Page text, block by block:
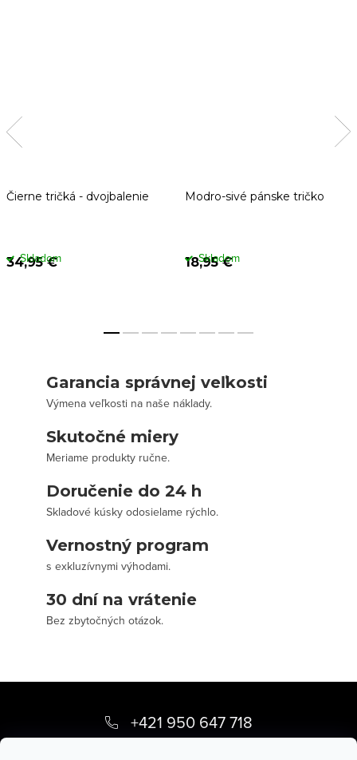
Čierne tričká - dvojbalenie
34,95 €
Skladom
Modro-sivé pánske tričko
18,95 €
Skladom
Garancia správnej veľkosti
Výmena veľkosti na naše náklady.
Skutočné miery
Meriame produkty ručne.
Doručenie do 24 h
Skladové kúsky odosielame rýchlo.
Vernostný program
s exkluzívnymi výhodami.
30 dní na vrátenie
Bez zbytočných otázok.
p
+421 950 647 718